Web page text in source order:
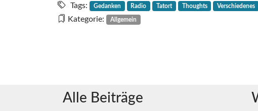
Tags: Gedanken Radio Tatort Thoughts Verschiedenes
Kategorie: Allgemein
Alle Beiträge